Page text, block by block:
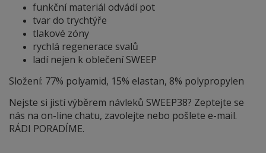
funkční materiál odvádí pot
tvar do trychtýře
tlakové zóny
rychlá regenerace svalů
ladí nejen k oblečení SWEEP
Složení: 77% polyamid, 15% elastan, 8% polypropylen
Nejste si jistí výběrem návleků SWEEP38? Zeptejte se
nás na on-line chatu, zavolejte nebo pošlete e-mail.
RÁDI PORADÍME.